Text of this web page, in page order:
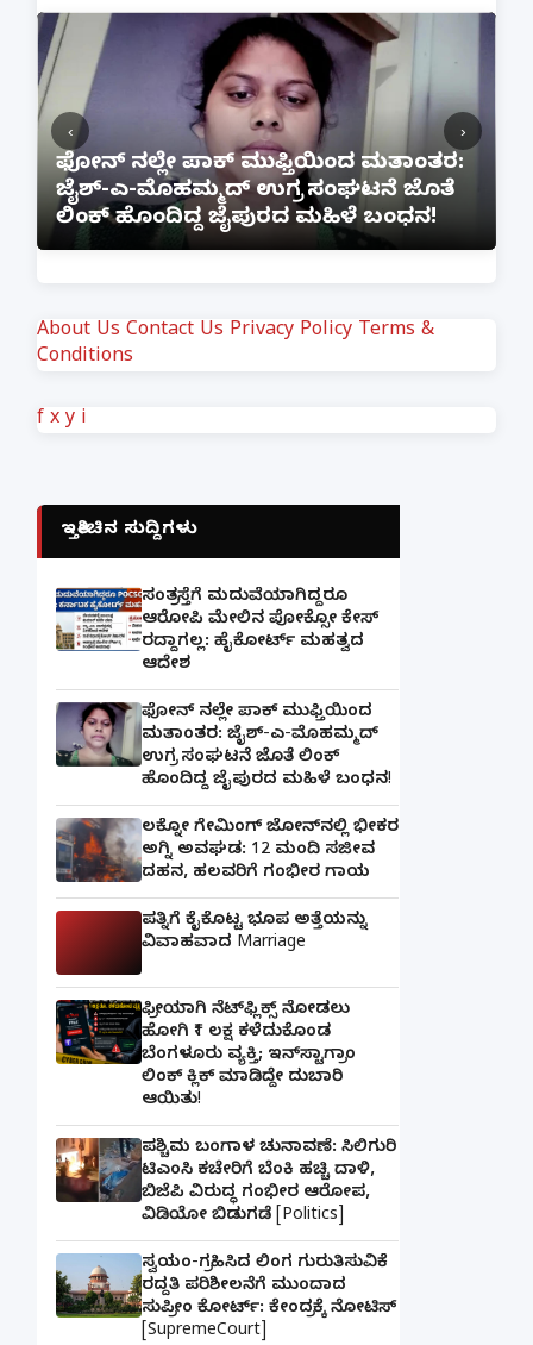
ಫೋನ್ ನಲ್ಲೇ ಪಾಕ್ ಮುಫ್ತಿಯಿಂದ ಮತಾಂತರ:
ಜೈಶ್-ಎ-ಮೊಹಮ್ಮದ್ ಉಗ್ರ ಸಂಘಟನೆ ಜೊತೆ
ಲಿಂಕ್ ಹೊಂದಿದ್ದ ಜೈಪುರದ ಮಹಿಳೆ ಬಂಧನ!
‹ ›
About Us Contact Us Privacy Policy Terms &
Conditions
f x y i
ಇತ್ತೀಚಿನ ಸುದ್ದಿಗಳು
ಸಂತ್ರಸ್ತೆಗೆ ಮದುವೆಯಾಗಿದ್ದರೂ
ಆರೋಪಿ ಮೇಲಿನ ಪೋಕ್ಸೋ ಕೇಸ್
ರದ್ದಾಗಲ್ಲ: ಹೈಕೋರ್ಟ್ ಮಹತ್ವದ
ಆದೇಶ
ಫೋನ್ ನಲ್ಲೇ ಪಾಕ್ ಮುಫ್ತಿಯಿಂದ
ಮತಾಂತರ: ಜೈಶ್-ಎ-ಮೊಹಮ್ಮದ್
ಉಗ್ರ ಸಂಘಟನೆ ಜೊತೆ ಲಿಂಕ್
ಹೊಂದಿದ್ದ ಜೈಪುರದ ಮಹಿಳೆ ಬಂಧನ!
ಲಕ್ನೋ ಗೇಮಿಂಗ್ ಜೋನ್‌ನಲ್ಲಿ ಭೀಕರ
ಅಗ್ನಿ ಅವಘಡ: 12 ಮಂದಿ ಸಜೀವ
ದಹನ, ಹಲವರಿಗೆ ಗಂಭೀರ ಗಾಯ
ಪತ್ನಿಗೆ ಕೈಕೊಟ್ಟ ಭೂಪ ಅತ್ತೆಯನ್ನು
ವಿವಾಹವಾದ Marriage
ಫ್ರೀಯಾಗಿ ನೆಟ್‌ಫ್ಲಿಕ್ಸ್ ನೋಡಲು
ಹೋಗಿ ₹1 ಲಕ್ಷ ಕಳೆದುಕೊಂಡ
ಬೆಂಗಳೂರು ವ್ಯಕ್ತಿ; ಇನ್‌ಸ್ಟಾಗ್ರಾಂ
ಲಿಂಕ್ ಕ್ಲಿಕ್ ಮಾಡಿದ್ದೇ ದುಬಾರಿ
ಆಯಿತು!
ಪಶ್ಚಿಮ ಬಂಗಾಳ ಚುನಾವಣೆ: ಸಿಲಿಗುರಿ
ಟಿಎಂಸಿ ಕಚೇರಿಗೆ ಬೆಂಕಿ ಹಚ್ಚಿ ದಾಳಿ,
ಬಿಜೆಪಿ ವಿರುದ್ಧ ಗಂಭೀರ ಆರೋಪ,
ವಿಡಿಯೋ ಬಿಡುಗಡೆ [Politics]
ಸ್ವಯಂ-ಗ್ರಹಿಸಿದ ಲಿಂಗ ಗುರುತಿಸುವಿಕೆ
ರದ್ದತಿ ಪರಿಶೀಲನೆಗೆ ಮುಂದಾದ
ಸುಪ್ರೀಂ ಕೋರ್ಟ್: ಕೇಂದ್ರಕ್ಕೆ ನೋಟಿಸ್
[SupremeCourt]